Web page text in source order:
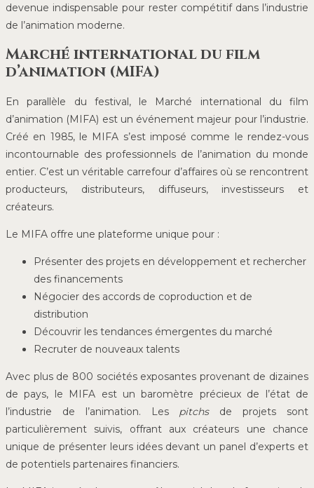
devenue indispensable pour rester compétitif dans l’industrie
de l’animation moderne.
Marché international du film
d’animation (MIFA)
En parallèle du festival, le Marché international du film
d’animation (MIFA) est un événement majeur pour l’industrie.
Créé en 1985, le MIFA s’est imposé comme le rendez-vous
incontournable des professionnels de l’animation du monde
entier. C’est un véritable carrefour d’affaires où se rencontrent
producteurs, distributeurs, diffuseurs, investisseurs et
créateurs.
Le MIFA offre une plateforme unique pour :
Présenter des projets en développement et rechercher
des financements
Négocier des accords de coproduction et de
distribution
Découvrir les tendances émergentes du marché
Recruter de nouveaux talents
Avec plus de 800 sociétés exposantes provenant de dizaines
de pays, le MIFA est un baromètre précieux de l’état de
l’industrie de l’animation. Les pitchs de projets sont
particulièrement suivis, offrant aux créateurs une chance
unique de présenter leurs idées devant un panel d’experts et
de potentiels partenaires financiers.